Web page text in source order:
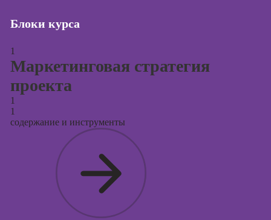
Курсы
Блоки курса
1
Маркетинговая стратегия
проекта
1
1
содержание и инструменты